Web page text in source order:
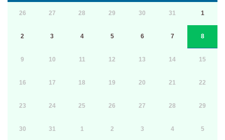
26 27 28 29 30 31 1
2 3 4 5 6 7 8
9 10 11 12 13 14 15
16 17 18 19 20 21 22
23 24 25 26 27 28 29
30 31 1 2 3 4 5